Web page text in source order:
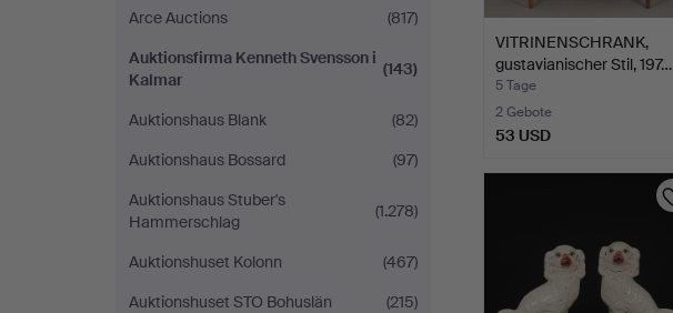
Arce Auctions
(817)
Auktionsfirma Kenneth Svensson i
Kalmar
(143)
Auktionshaus Blank
(82)
Auktionshaus Bossard
(97)
Auktionshaus Stuber's
Hammerschlag
(1.278)
Auktionshuset Kolonn
(467)
Auktionshuset STO Bohuslän
(215)
VITRINENSCHRANK,
gustavianischer Stil, 197…
5 Tage
2 Gebote
53 USD